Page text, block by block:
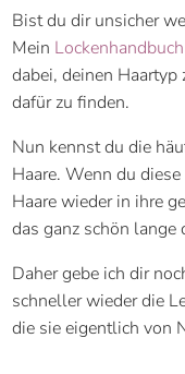
Bist du dir unsicher
Mein
dabei, deinen
dafür zu finden.
Nun kennst du die
Haare. Wenn du
Haare wieder in ihre
das ganz schön lange
Daher gebe ich dir
schneller wieder die
die sie eigentlich von